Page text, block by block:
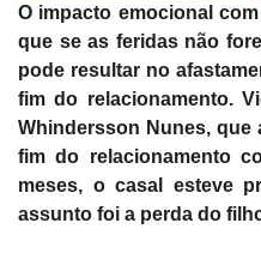
O impacto emocional
que se as feridas não
pode resultar no
fim do relacionamento.
Whindersson Nunes, que
fim do relacionamento
meses, o casal esteve
assunto foi a perda do